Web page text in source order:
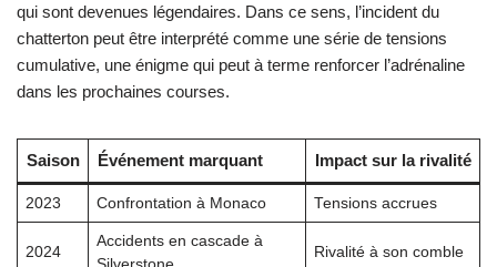
qui sont devenues légendaires. Dans ce sens, l’incident du
chatterton peut être interprété comme une série de tensions
cumulative, une énigme qui peut à terme renforcer l’adrénaline
dans les prochaines courses.
Saison Événement marquant Impact sur la rivalité
2023 Confrontation à Monaco Tensions accrues
2024
Accidents en cascade à
Rivalité à son comble